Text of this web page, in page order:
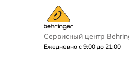
Сервисный центр
Ежедневно с 9:00 до 21:00